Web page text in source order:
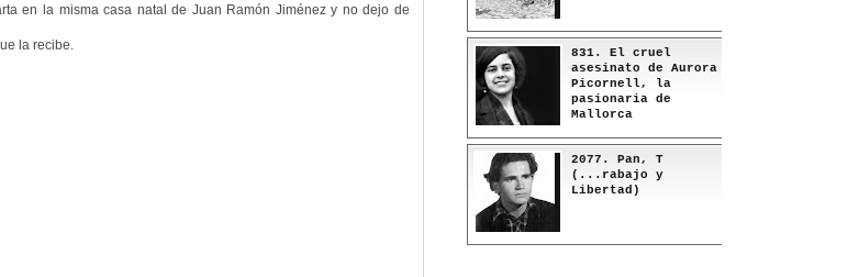
en la misma casa natal de Juan Ramón Jiménez y no dejo de
la recibe.
831. El cruel
asesinato de Aurora
Picornell, la
pasionaria de
Mallorca
2077. Pan, T
(...rabajo y
Libertad)